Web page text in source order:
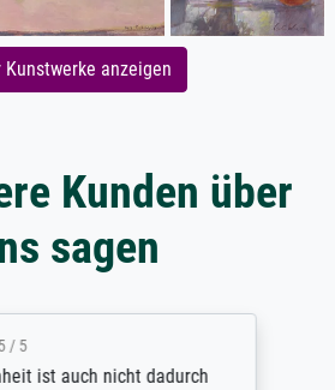
Kunstwerke anzeigen
Kunden über
sagen
5 / 5
ist auch nicht dadurch